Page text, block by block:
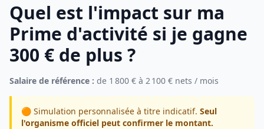
Quel est l'impact sur ma
Prime d'activité si je gagne
300 € de plus ?
Salaire de référence : de 1 800 € à 2 100 € nets / mois
🟠 Simulation personnalisée à titre indicatif. Seul
l'organisme officiel peut confirmer le montant.